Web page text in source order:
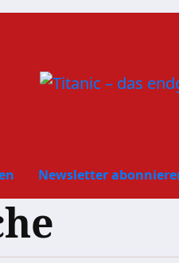
Newsletter